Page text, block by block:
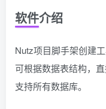
软件介绍
Nutz项目脚手架创建
可根据数据表结构，
支持所有数据库。